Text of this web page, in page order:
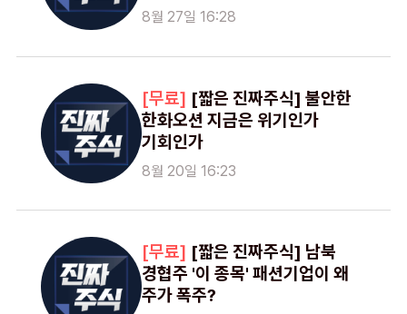
8월 27일 16:28
[짧은 진짜주식] 불안한
한화오션 지금은 위기인가
기회인가
8월 20일 16:23
[짧은 진짜주식] 남북
경협주 '이 종목' 패션기업이 왜
주가 폭주?